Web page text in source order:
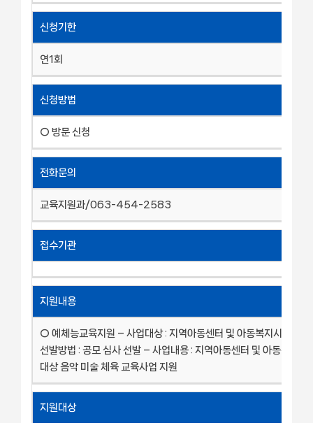
신청기한
연1회
신청방법
○ 방문 신청
전화문의
교육지원과/063-454-2583
접수기관
지원내용
○ 예체능교육지원 – 사업대상 : 지역아동센터 및 아동복지시설 이
선발방법 : 공모 심사 선발 – 사업내용 : 지역아동센터 및 아동복지시
대상 음악 미술 체육 교육사업 지원
지원대상